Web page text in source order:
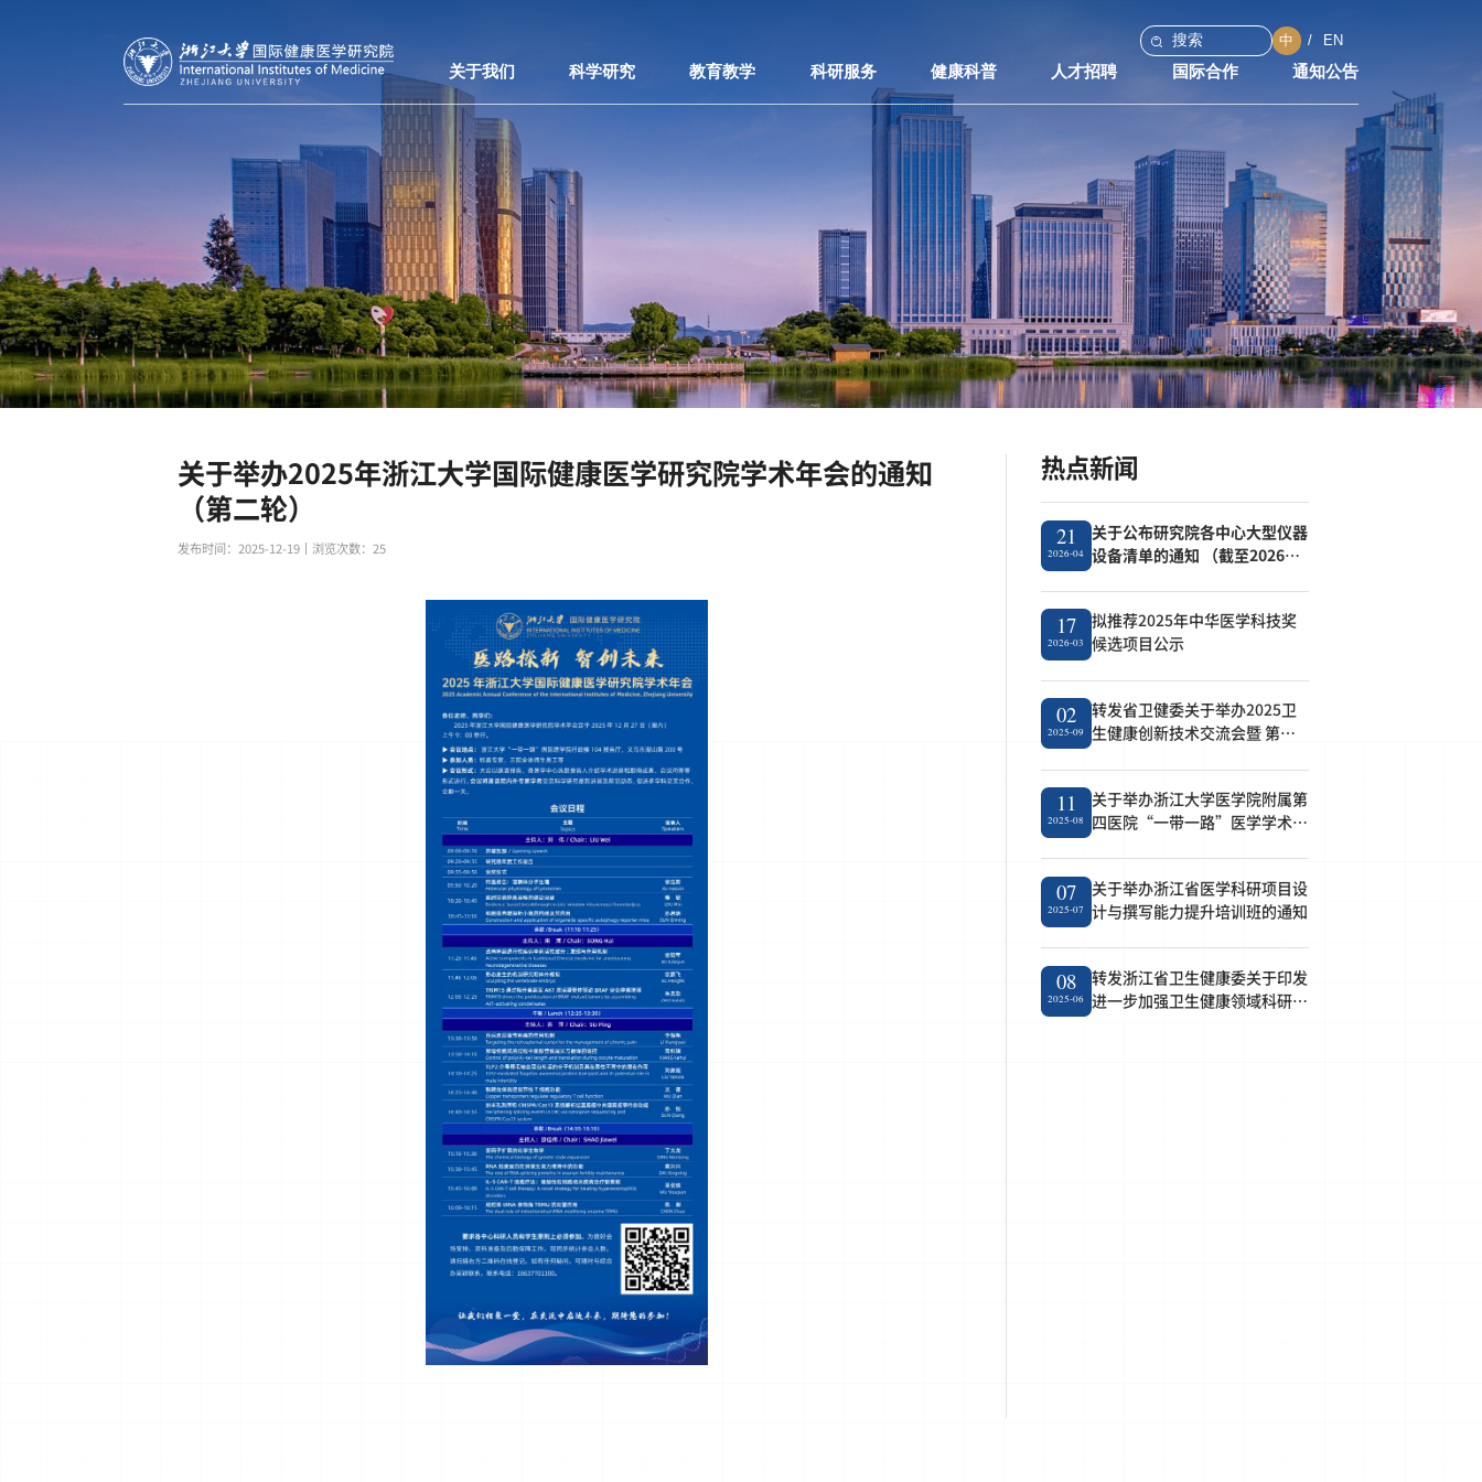
中 EN
关于我们 科学研究 教育教学 科研服务 健康科普 人才招聘 国际合作 通知公告
关于举办2025年浙江大学国际健康医学研究院学术年会的通知
（第二轮）
发布时间：2025-12-19 丨浏览次数： 25
热点新闻
21
2026-04
关于公布研究院各中心大型仪器
设备清单的通知 （截至2026年4
17
2026-03
拟推荐2025年中华医学科技奖
候选项目公示
02
2025-09
转发省卫健委关于举办2025卫
生健康创新技术交流会暨 第七
11
2025-08
关于举办浙江大学医学院附属第
四医院“一带一路”医学学术论
07
2025-07
关于举办浙江省医学科研项目设
计与撰写能力提升培训班的通知
08
2025-06
转发浙江省卫生健康委关于印发
进一步加强卫生健康领域科研作